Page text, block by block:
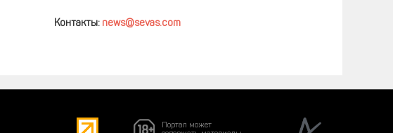
Контакты: news@sevas.com
Портал может